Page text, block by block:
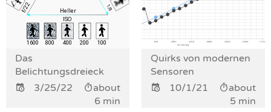
Das
Belichtungsdreieck
3/25/22
about
6 min
Quirks von modernen
Sensoren
10/1/21
about
5 min